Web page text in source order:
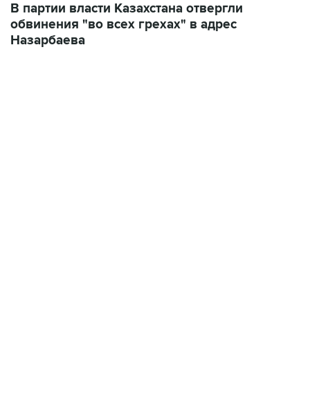
В партии власти Казахстана отвергли
обвинения "во всех грехах" в адрес
Назарбаева